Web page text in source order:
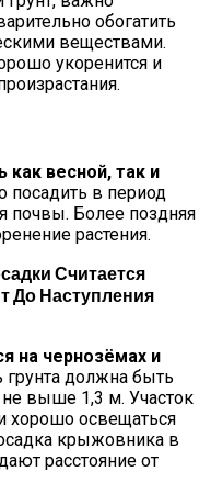
обогатить
веществами.
укоренится и
весной, так и
посадить в период
почвы. Более поздняя
растения.
Считается
До Наступления
на чернозёмах и
грунта должна быть
выше 1,3 м. Участок
освещаться
крыжовника в
расстояние от